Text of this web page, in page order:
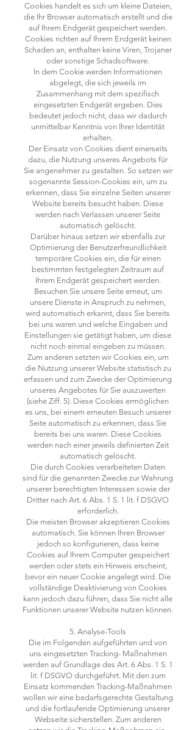
Cookies handelt es sich um kleine Dateien,
die Ihr Browser automatisch erstellt und die
auf Ihrem Endgerät gespeichert werden.
Cookies richten auf Ihrem Endgerät keinen
Schaden an, enthalten keine Viren, Trojaner
oder sonstige Schadsoftware.
In dem Cookie werden Informationen
abgelegt, die sich jeweils im
Zusammenhang mit dem spezifisch
eingesetzten Endgerät ergeben. Dies
bedeutet jedoch nicht, dass wir dadurch
unmittelbar Kenntnis von Ihrer Identität
erhalten.
Der Einsatz von Cookies dient einerseits
dazu, die Nutzung unseres Angebots für
Sie angenehmer zu gestalten. So setzen wir
sogenannte Session-Cookies ein, um zu
erkennen, dass Sie einzelne Seiten unserer
Website bereits besucht haben. Diese
werden nach Verlassen unserer Seite
automatisch gelöscht.
Darüber hinaus setzen wir ebenfalls zur
Optimierung der Benutzerfreundlichkeit
temporäre Cookies ein, die für einen
bestimmten festgelegten Zeitraum auf
Ihrem Endgerät gespeichert werden.
Besuchen Sie unsere Seite erneut, um
unsere Dienste in Anspruch zu nehmen,
wird automatisch erkannt, dass Sie bereits
bei uns waren und welche Eingaben und
Einstellungen sie getätigt haben, um diese
nicht noch einmal eingeben zu müssen.
Zum anderen setzten wir Cookies ein, um
die Nutzung unserer Website statistisch zu
erfassen und zum Zwecke der Optimierung
unseres Angebotes für Sie auszuwerten
(siehe Ziff. 5). Diese Cookies ermöglichen
es uns, bei einem erneuten Besuch unserer
Seite automatisch zu erkennen, dass Sie
bereits bei uns waren. Diese Cookies
werden nach einer jeweils definierten Zeit
automatisch gelöscht.
Die durch Cookies verarbeiteten Daten
sind für die genannten Zwecke zur Wahrung
unserer berechtigten Interessen sowie der
Dritter nach Art. 6 Abs. 1 S. 1 lit. f DSGVO
erforderlich.
Die meisten Browser akzeptieren Cookies
automatisch. Sie können Ihren Browser
jedoch so konfigurieren, dass keine
Cookies auf Ihrem Computer gespeichert
werden oder stets ein Hinweis erscheint,
bevor ein neuer Cookie angelegt wird. Die
vollständige Deaktivierung von Cookies
kann jedoch dazu führen, dass Sie nicht alle
Funktionen unserer Website nutzen können.
5. Analyse-Tools
Die im Folgenden aufgeführten und von
uns eingesetzten Tracking- Maßnahmen
werden auf Grundlage des Art. 6 Abs. 1 S. 1
lit. f DSGVO durchgeführt. Mit den zum
Einsatz kommenden Tracking-Maßnahmen
wollen wir eine bedarfsgerechte Gestaltung
und die fortlaufende Optimierung unserer
Webseite sicherstellen. Zum anderen